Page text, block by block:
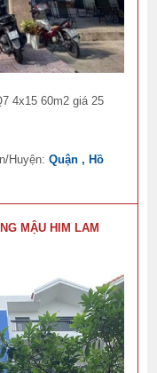
4x15 60m2 giá 25
Huyện:Quận , Hồ
MẬU HIM LAM